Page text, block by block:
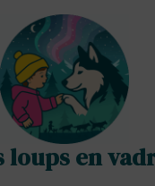
loups en